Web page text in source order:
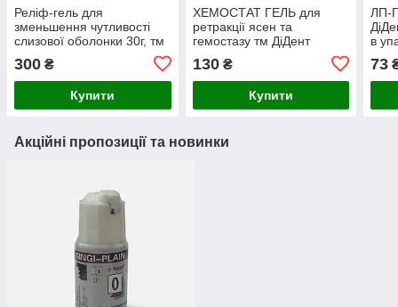
Реліф-гель для
зменьшення чутливості
слизової оболонки 30г, тм
300 ₴
Купити
ХЕМОСТАТ ГЕЛЬ для
ретракції ясен та
гемостазу тм ДіДент
130₴
Купити
ЛП-
в
73
Акційні пропозиції та новинки